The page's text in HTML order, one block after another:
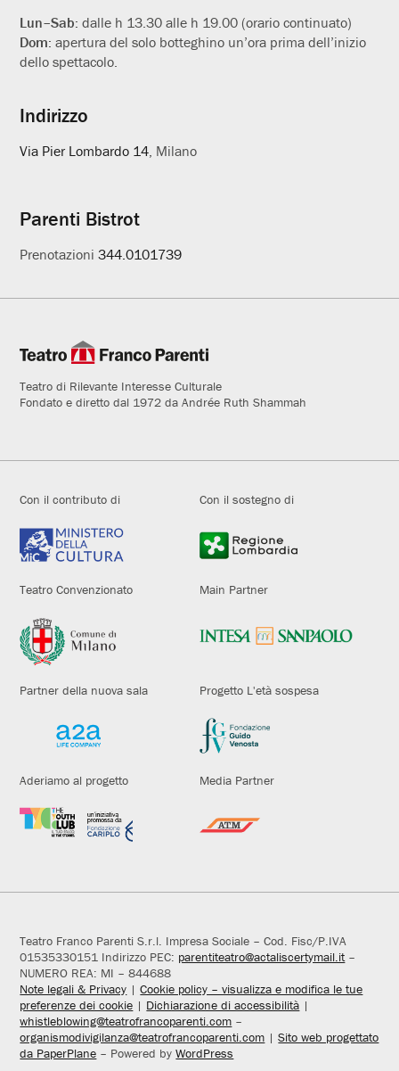
Lun–Sab:dalle h 13.30 alle h 19.00 (orario continuato)
Dom:apertura del solo botteghino un’ora prima dell’inizio
dello spettacolo.
Indirizzo
Via Pier Lombardo 14 , Milano
Parenti Bistrot
Prenotazioni344.0101739
Teatro di Rilevante Interesse Culturale
Fondato e diretto dal 1972 da Andrée Ruth Shammah
Con il contributo di Con il sostegno di
Teatro Convenzionato Main Partner
Partner della nuova sala Progetto L'età sospesa
Aderiamo al progetto Media Partner
Teatro Franco Parenti S.r.l. Impresa Sociale – Cod. Fisc/P.IVA
01535330151 Indirizzo PEC: parentiteatro@actaliscertymail.it–
NUMERO REA: MI – 844688
Note legali & Privacy |Cookie policy – visualizza e modifica le tue
preferenze dei cookie | Dichiarazione di accessibilità |
whistleblowing@teatrofrancoparenti.com –
organismodivigilanza@teatrofrancoparenti.com |Sito web progettato
da PaperPlane – Powered byWordPress